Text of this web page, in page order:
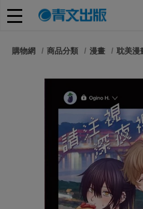
朋友們，提高警覺！
購物網 商品分類 漫畫 耽美漫